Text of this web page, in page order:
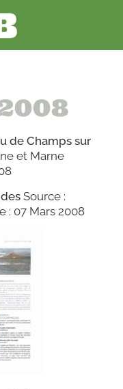
de Champs sur
et Marne
Source :
: 07 Mars 2008